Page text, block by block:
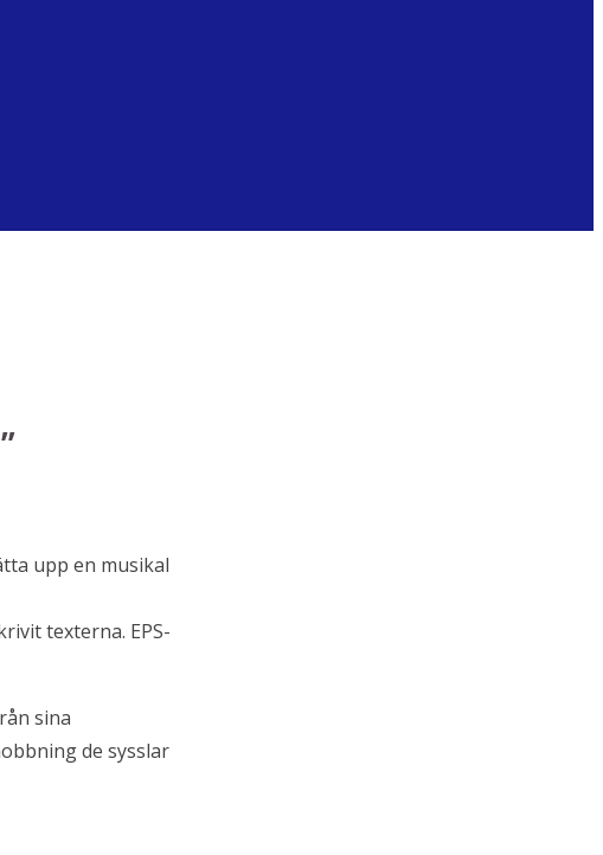
upp en musikal
texterna. EPS-
sina
de sysslar